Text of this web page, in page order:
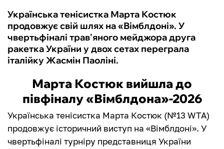
Українська тенісистка Марта Костюк
продовжує свій шлях на «Вімблдоні». У
чвертьфіналі трав'яного мейджора друга
ракетка України у двох сетах переграла
італійку Жасмін Паоліні.
Марта Костюк вийшла до
півфіналу «Вімблдона»-2026
Українська тенісистка Марта Костюк (№13 WTA)
продовжує історичний виступ на «Вімблдоні». У
чвертьфіналі турніру представниця України